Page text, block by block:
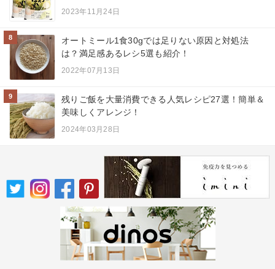
2023年11月24日
8
オートミール1食30gでは足りない原因と対処法
は？満足感あるレシ5選も紹介！
2022年07月13日
9
残りご飯を大量消費できる人気レシピ27選！簡単＆
美味しくアレンジ！
2024年03月28日